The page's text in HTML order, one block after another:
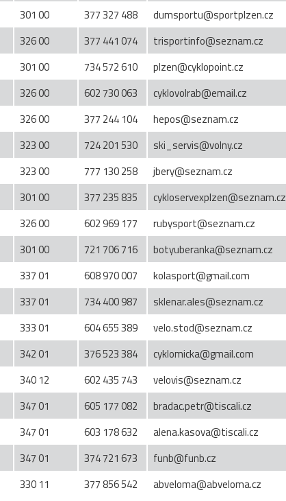
301 00 377 327 488
dumsportu@sportplzen.cz
326 00 377 441 074
trisportinfo@seznam.cz
301 00 734 572 610
plzen@cyklopoint.cz
326 00 602 730 063
cyklovolrab@email.cz
326 00 377 244 104
hepos@seznam.cz
323 00 724 201 530
ski_servis@volny.cz
323 00 777 130 258
jbery@seznam.cz
301 00 377 235 835
cykloservexplzen@seznam.cz
326 00 602 969 177
rubysport@seznam.cz
301 00 721 706 716 botyuberanka@seznam.cz
337 01 608 970 007
kolasport@gmail.com
337 01 734 400 987
sklenar.ales@seznam.cz
333 01 604 655 389
velo.stod@seznam.cz
342 01 376 523 384
cyklomicka@gmail.com
340 12 602 435 743 velovis@seznam.cz
347 01 605 177 082
bradac.petr@tiscali.cz
347 01 603 178 632
alena.kasova@tiscali.cz
347 01 374 721 673
funb@funb.cz
330 11 377 856 542 abveloma@abveloma.cz